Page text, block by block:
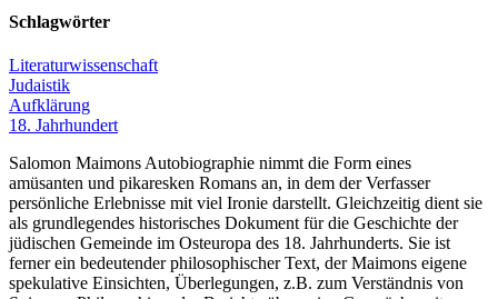
Schlagwörter
Literaturwissenschaft
Judaistik
Aufklärung
18. Jahrhundert
Salomon Maimons Autobiographie nimmt die Form eines
amüsanten und pikaresken Romans an, in dem der Verfasser
persönliche Erlebnisse mit viel Ironie darstellt. Gleichzeitig dient sie
als grundlegendes historisches Dokument für die Geschichte der
jüdischen Gemeinde im Osteuropa des 18. Jahrhunderts. Sie ist
ferner ein bedeutender philosophischer Text, der Maimons eigene
spekulative Einsichten, Überlegungen, z.B. zum Verständnis von